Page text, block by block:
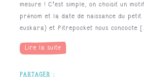
mesure ! C’est simple, on choisit un
prénom et la date de naissance du
euskara) et Pitrepocket nous concocte
Lire la suite